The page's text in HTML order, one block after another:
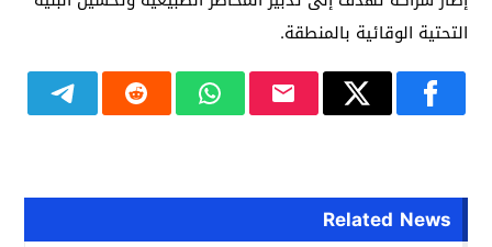
التحتية الوقائية بالمنطقة.
Related News